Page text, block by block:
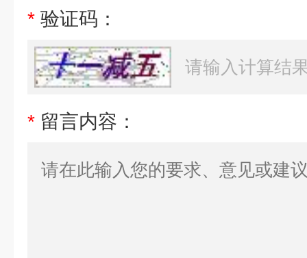
* 验证码：
* 留言内容：